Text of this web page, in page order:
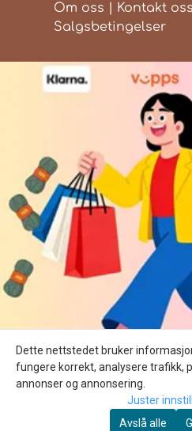
Om oss Kontakt oss
Salgsbetingelser
Dette nettstedet bruker
fungere korrekt, analysere trafikk,
annonser og annonsering.
Juster
Avslå alle